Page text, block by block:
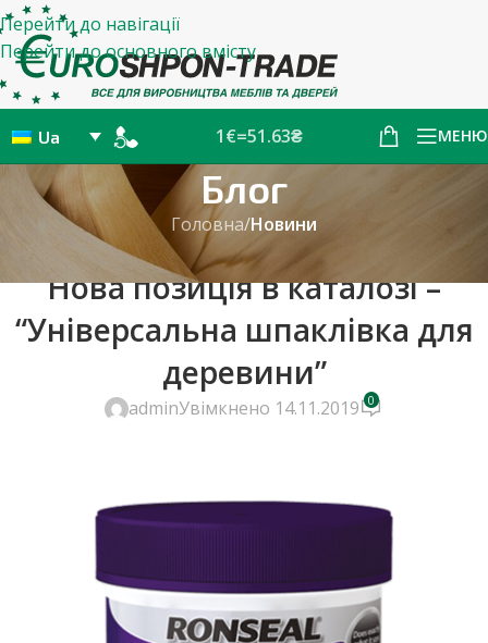
Перейти до навігації
Перейти до основного вмісту
Ua 1€=51.63₴ МЕНЮ
Блог
Головна/Новини
НОВИНИ
Нова позиція в каталозі –
“Універсальна шпаклівка для
деревини”
adminУвімкнено 14.11.2019 0